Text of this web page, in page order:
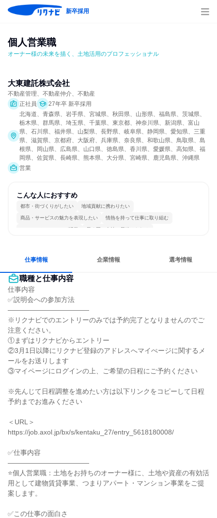
新卒採用
個人営業職
オーナー様の未来を描く、土地活用のプロフェッショナル
大東建託株式会社
不動産管理、不動産仲介、不動産
正社員
27年卒 新卒採用
北海道、青森県、岩手県、宮城県、秋田県、山形県、福島県、茨城県、
栃木県、群馬県、埼玉県、千葉県、東京都、神奈川県、新潟県、富山
県、石川県、福井県、山梨県、長野県、岐阜県、静岡県、愛知県、三重
県、滋賀県、京都府、大阪府、兵庫県、奈良県、和歌山県、鳥取県、島
根県、岡山県、広島県、山口県、徳島県、香川県、愛媛県、高知県、福
岡県、佐賀県、長崎県、熊本県、大分県、宮崎県、鹿児島県、沖縄県
営業
こんな人におすすめ
都市・街づくりがしたい 地域貢献に携わりたい
商品・サービスの魅力を表現したい 情熱を持って仕事に取り組む
コミュニケーションが活発 長く同じ会社に居続けられる
仕事情報 企業情報 選考情報
職種と仕事内容
仕事内容
✅説明会への参加方法
――――――――――――
※リクナビでのエントリーのみでは予約完了となりませんのでご
注意ください。
①まずはリクナビからエントリー
②3月1日以降にリクナビ登録のアドレスへマイぺージに関するメ
ールをお送りします
③マイページにログインの上、ご希望の日程にご予約ください
※先んじて日程調整を進めたい方は以下リンクをコピーして日程
予約までお進みください
＜URL＞
https://job.axol.jp/bx/s/kentaku_27/entry_5618180008/
✅仕事内容
――――――――――――
⭐個人営業職：土地をお持ちのオーナー様に、土地や資産の有効活
用として建物賃貸事業、つまりアパート・マンション事業をご提
案します。
✅この仕事の面白さ